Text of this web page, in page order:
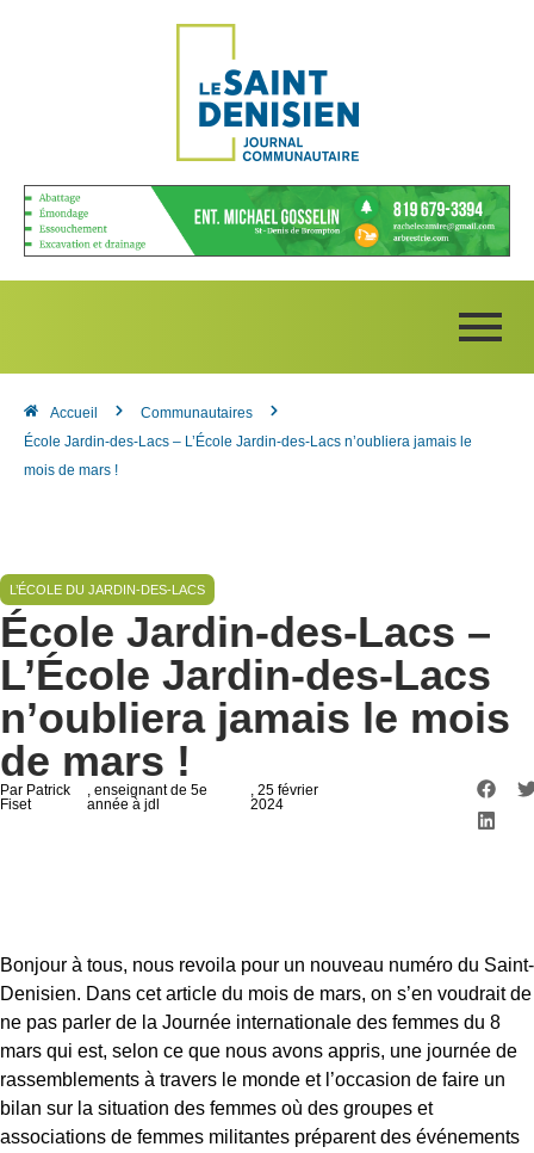
Accueil
Communautaires
École Jardin-des-Lacs – L’École Jardin-des-Lacs n’oubliera jamais le
mois de mars !
L’ÉCOLE DU JARDIN-DES-LACS
École Jardin-des-Lacs –
L’École Jardin-des-Lacs
n’oubliera jamais le mois
de mars !
Par Patrick
Fiset
, enseignant de 5e
année à jdl
, 25 février
2024
Bonjour à tous, nous revoila pour un nouveau numéro du Saint-
Denisien. Dans cet article du mois de mars, on s’en voudrait de
ne pas parler de la Journée internationale des femmes du 8
mars qui est, selon ce que nous avons appris, une journée de
rassemblements à travers le monde et l’occasion de faire un
bilan sur la situation des femmes où des groupes et
associations de femmes militantes préparent des événements